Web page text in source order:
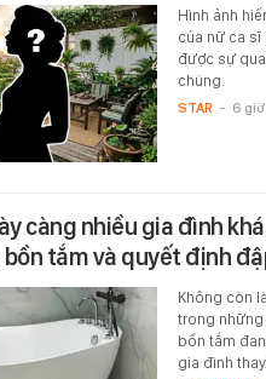
Hình ảnh
của nữ ca sĩ
được sự
chúng.
STAR - 6
càng nhiều gia đình
tắm và quyết định
Không còn
trong những
bồn tắm
gia đình